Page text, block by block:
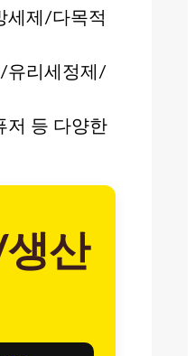
세제/다목적
유리세정제/
저 등 다양한
산